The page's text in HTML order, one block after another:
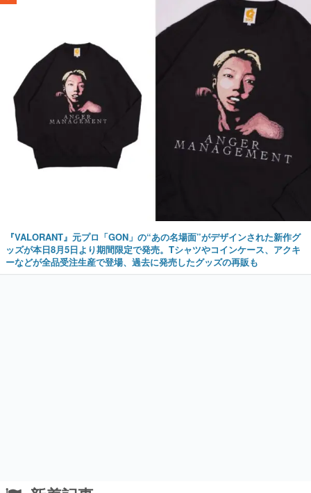
『VALORANT』元プロ「GON」の“あの名場面”がデザインされた新作グ
ッズが本日8月5日より期間限定で発売。Tシャツやコインケース、アクキ
ーなどが全品受注生産で登場、過去に発売したグッズの再販も